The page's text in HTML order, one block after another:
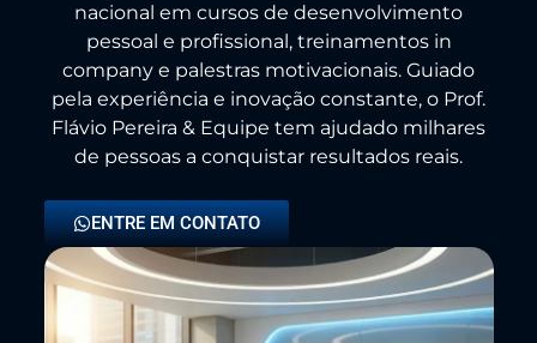
nacional em cursos de desenvolvimento
pessoal e profissional, treinamentos in
company e palestras motivacionais. Guiado
pela experiência e inovação constante, o Prof.
Flávio Pereira & Equipe tem ajudado milhares
de pessoas a conquistar resultados reais.
ENTRE EM CONTATO